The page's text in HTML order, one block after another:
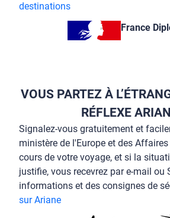
destinations
France
VOUS PARTEZ À
RÉFLEXE
Signalez-vous gratuitement et
ministère de l'Europe et des
cours de votre voyage, et si la
justifie, vous recevrez par e-mail ou
informations et des consignes de
sur Ariane